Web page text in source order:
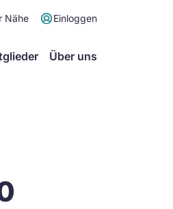
Nähe Einloggen
Über uns